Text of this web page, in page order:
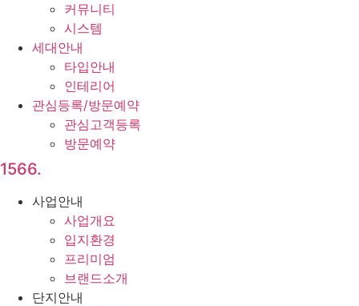
커뮤니티
시스템
세대안내
타입안내
인테리어
관심등록/방문예약
관심고객등록
방문예약
1566.
사업안내
사업개요
입지환경
프리미엄
브랜드소개
단지안내